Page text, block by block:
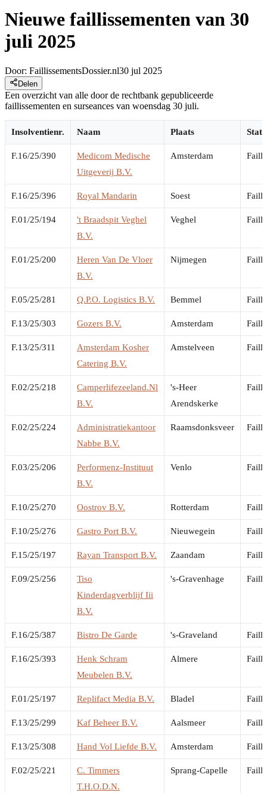
Nieuwe faillissementen van 30
juli 2025
Door: FaillissementsDossier.nl30 jul 2025
Delen
Een overzicht van alle door de rechtbank gepubliceerde
faillissementen en surseances van woensdag 30 juli.
Insolventienr. Naam Plaats
F.16/25/390
Medicom Medische
Uitgeverij B.V.
Amsterdam
F.16/25/396 Royal Mandarin Soest
F.01/25/194
't Braadspit Veghel
B.V.
Veghel
F.01/25/200
Heren Van De Vloer
B.V.
Nijmegen
F.05/25/281 Q.P.O. Logistics B.V. Bemmel
F.13/25/303 Gozers B.V. Amsterdam
F.13/25/311
Amsterdam Kosher
Catering B.V.
Amstelveen
F.02/25/218
Camperlifezeeland.Nl
B.V.
's-Heer
Arendskerke
F.02/25/224
Administratiekantoor
Nabbe B.V.
Raamsdonksveer
F.03/25/206
Performenz-Instituut
B.V.
Venlo
F.10/25/270 Oostrov B.V. Rotterdam
F.10/25/276 Gastro Port B.V. Nieuwegein
F.15/25/197 Rayan Transport B.V. Zaandam
F.09/25/256
Tiso
Kinderdagverblijf Iii
B.V.
's-Gravenhage
F.16/25/387 Bistro De Garde 's-Graveland
F.16/25/393
Henk Schram
Meubelen B.V.
Almere
F.01/25/197 Replifact Media B.V. Bladel
F.13/25/299 Kaf Beheer B.V. Aalsmeer
F.13/25/308 Hand Vol Liefde B.V. Amsterdam
F.02/25/221
C. Timmers
T.H.O.D.N.
Sprang-Capelle